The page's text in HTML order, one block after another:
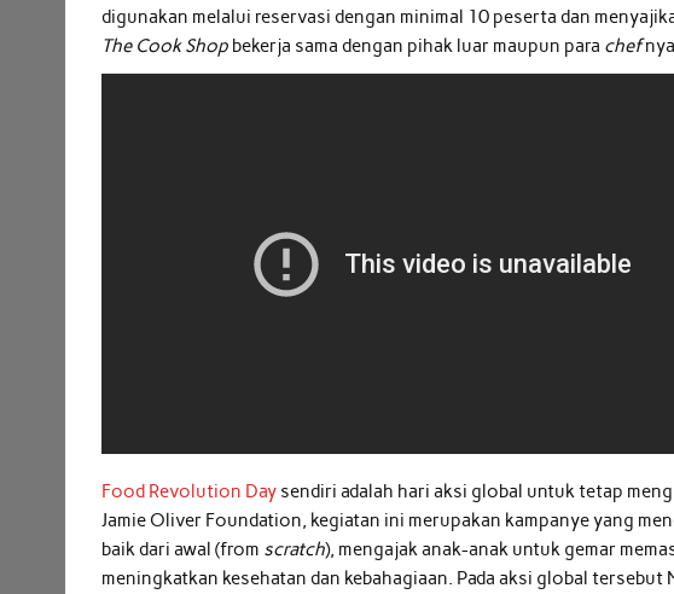
digunakan melalui reservasi dengan minimal 10 peserta dan
The Cook Shop bekerja sama dengan pihak luar maupun para chef
Food Revolution Day sendiri adalah hari aksi global untuk tetap
Jamie Oliver Foundation, kegiatan ini merupakan kampanye yang
baik dari awal (from scratch), mengajak anak-anak untuk gemar
meningkatkan kesehatan dan kebahagiaan. Pada aksi global